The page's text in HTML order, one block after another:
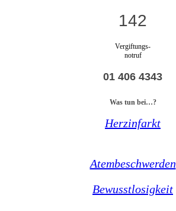
142
Vergiftungs-
notruf
01 406 4343
Was tun bei…?
Herzinfarkt
Atembeschwerden
Bewusstlosigkeit